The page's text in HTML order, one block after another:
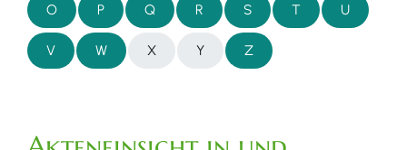
O P Q R S T U
V W X Y Z